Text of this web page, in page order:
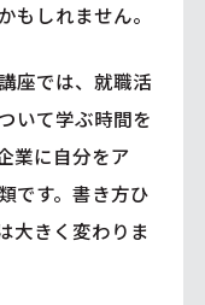
もしれません。
座では、就職活
いて学ぶ時間を
業に自分をア
です。書き方ひ
大きく変わりま